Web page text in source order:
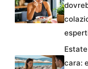
cara: